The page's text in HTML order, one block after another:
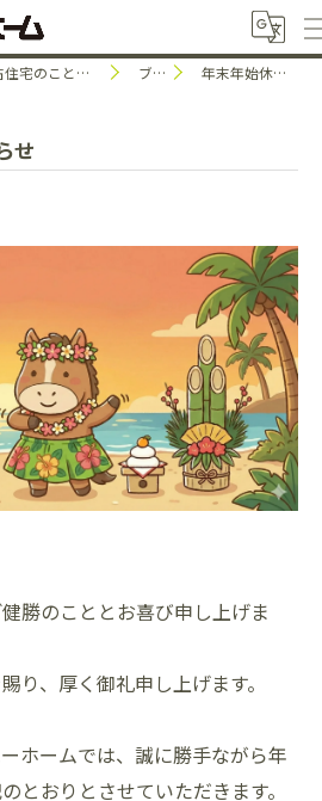
郡山市周辺エリアで中古住宅のことなら株式会社ダイエーホーム ブログ 年末年始休業のお知らせ
せ
勝のこととお喜び申し上げま
り、厚く御礼申し上げます。
ホームでは、誠に勝手ながら年
とおりとさせていただきます。